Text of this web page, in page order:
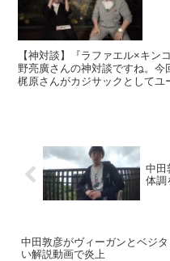
【神対談】『ラファエル×キン
野亮廣さんの神対談ですね。
梶原さんがカジサックとして
中田
体調
中田敦彦がヴィーガンとベジ
い解説動画で炎上